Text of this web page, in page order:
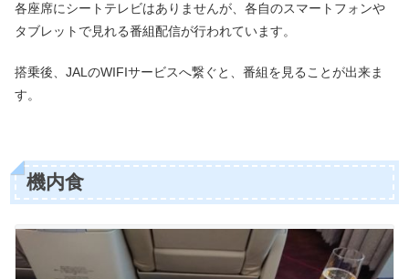
各座席にシートテレビはありませんが、各自のスマートフォンや
タブレットで見れる番組配信が行われています。
搭乗後、JALのWIFIサービスへ繋ぐと、番組を見ることが出来ま
す。
機内食